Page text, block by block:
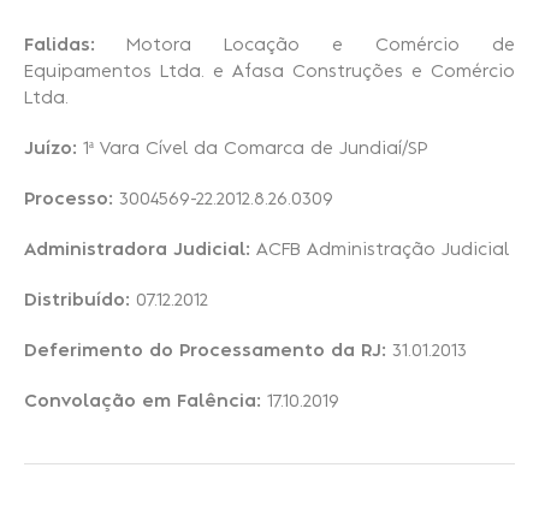
Falidas:
Motora Locação e Comércio de
Equipamentos Ltda. e Afasa Construções e Comércio
Ltda.
Juízo: 1ª Vara Cível da Comarca de Jundiaí/SP
Processo: 3004569-22.2012.8.26.0309
Administradora Judicial: ACFB Administração Judicial
Distribuído: 07.12.2012
Deferimento do Processamento da RJ: 31.01.2013
Convolação em Falência: 17.10.2019